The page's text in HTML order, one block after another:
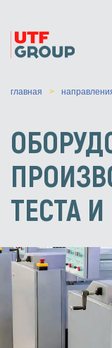
главная
ТЕСТА